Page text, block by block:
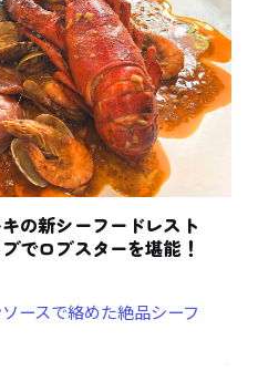
の新シーフードレスト
でロブスターを堪能！
ースで絡めた絶品シーフ